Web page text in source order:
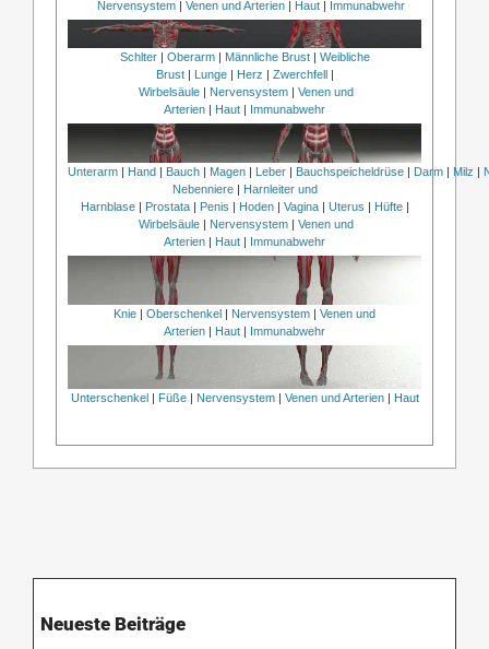
Nervensystem Venen und Arterien Haut Immunabwehr
Schlter| Oberarm| Männliche Brust| Weibliche
Brust| Lunge| Herz | Zwerchfell|
Wirbelsäule | Nervensystem | Venen und
Arterien | Haut | Immunabwehr
Unterarm | Hand | Bauch | Magen | Leber | Bauchspeicheldrüse | Darm | Milz |
Nebenniere| Harnleiter und
Harnblase| Prostata| Penis | Hoden| Vagina| Uterus | Hüfte|
Wirbelsäule | Nervensystem | Venen und
Arterien | Haut | Immunabwehr
Knie | Oberschenkel | Nervensystem | Venen und
Arterien | Haut | Immunabwehr
Unterschenkel| Füße| Nervensystem| Venen und Arterien| Haut
Neueste Beiträge